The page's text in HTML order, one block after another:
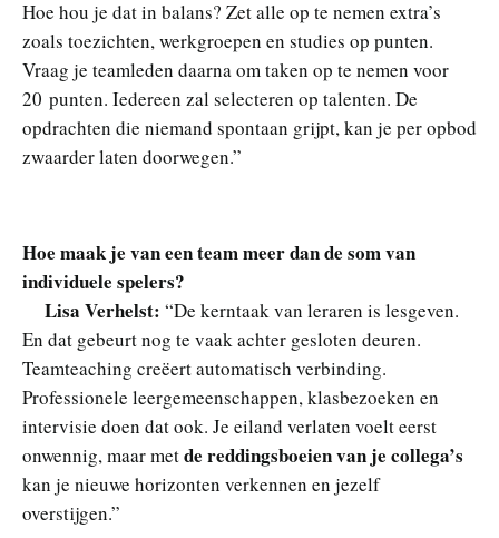
Hoe hou je dat in balans? Zet alle op te nemen extra’s
zoals toezichten, werkgroepen en studies op punten.
Vraag je teamleden daarna om taken op te nemen voor
20 punten. Iedereen zal selecteren op talenten. De
opdrachten die niemand spontaan grijpt, kan je per opbod
zwaarder laten doorwegen.”
Hoe maak je van een team meer dan de som van
individuele spelers?
Lisa Verhelst: “De kerntaak van leraren is lesgeven.
En dat gebeurt nog te vaak achter gesloten deuren.
Teamteaching creëert automatisch verbinding.
Professionele leergemeenschappen, klasbezoeken en
intervisie doen dat ook. Je eiland verlaten voelt eerst
onwennig, maar metde reddingsboeien van je collega’s
kan je nieuwe horizonten verkennen en jezelf
overstijgen.”